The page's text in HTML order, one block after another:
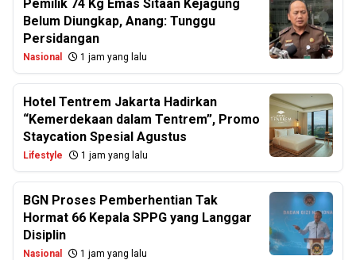
Pemilik 74 Kg Emas Sitaan Kejagung
Belum Diungkap, Anang: Tunggu
Persidangan
Nasional 1 jam yang lalu
Hotel Tentrem Jakarta Hadirkan
“Kemerdekaan dalam Tentrem”, Promo
Staycation Spesial Agustus
Lifestyle 1 jam yang lalu
BGN Proses Pemberhentian Tak
Hormat 66 Kepala SPPG yang Langgar
Disiplin
Nasional 1 jam yang lalu